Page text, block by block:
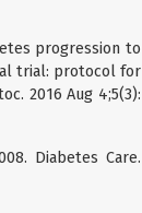
progression to
trial: protocol for
2016 Aug 4;5(3):
Diabetes Care.